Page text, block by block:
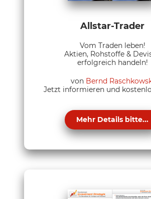
Allstar-Trader
Vom Traden leben!
Aktien, Rohstoffe &
erfolgreich handeln!
von Bernd
Jetzt informieren und
Mehr Details bitte...